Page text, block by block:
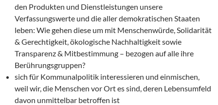
den Produkten und Dienstleistungen unsere
Verfassungswerte und die aller demokratischen Staaten
leben: Wie gehen diese um mit Menschenwürde, Solidarität
& Gerechtigkeit, ökologische Nachhaltigkeit sowie
Transparenz & Mitbestimmung – bezogen auf alle ihre
Berührungsgruppen?
sich für Kommunalpolitik interessieren und einmischen,
weil wir, die Menschen vor Ort es sind, deren Lebensumfeld
davon unmittelbar betroffen ist